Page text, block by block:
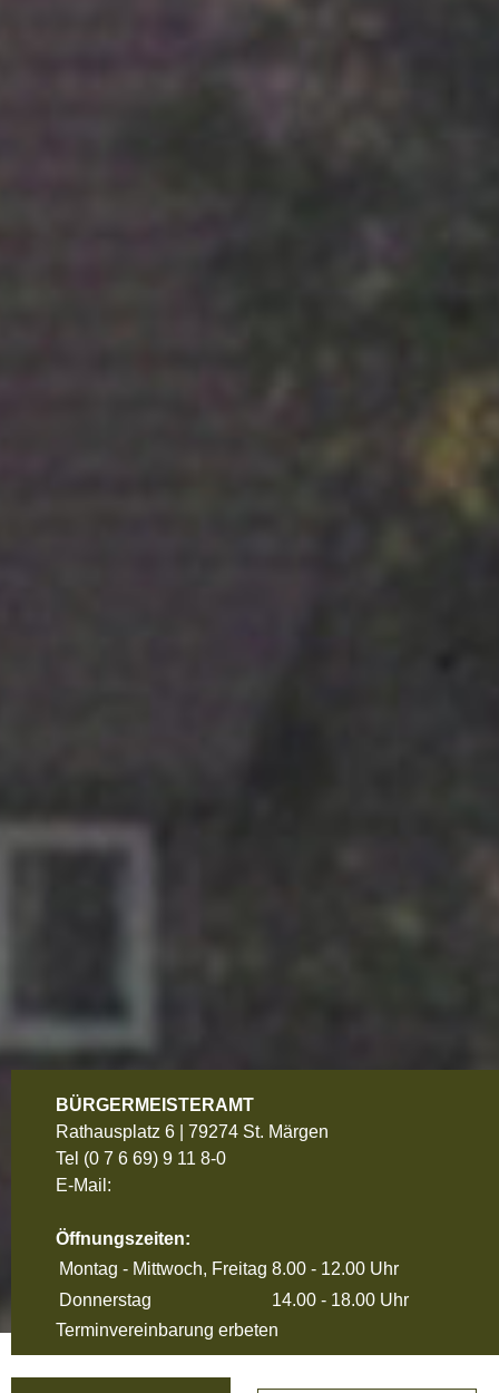
BÜRGERMEISTERAMT
Rathausplatz 6 | 79274 St. Märgen
Tel (0 7 6 69) 9 11 8-0
E-Mail:
Öffnungszeiten:
Montag - Mittwoch, Freitag 8.00 - 12.00 Uhr
Donnerstag
14.00 - 18.00 Uhr
Terminvereinbarung erbeten